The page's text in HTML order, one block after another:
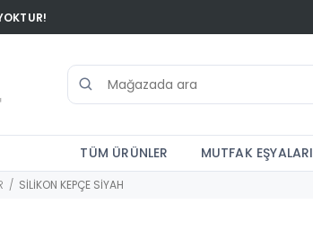
TÜM ÜRÜNLER MUTFAK EŞYALARI
SİLİKON KEPÇE SİYAH